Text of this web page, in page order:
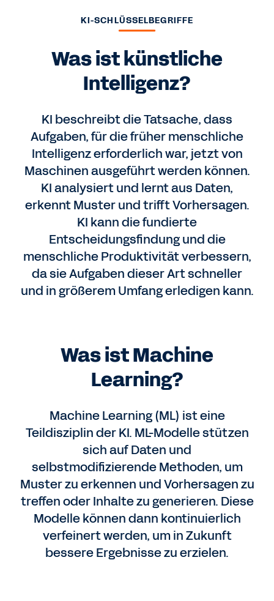
KI-SCHLÜSSELBEGRIFFE
Was ist künstliche
Intelligenz?
KI beschreibt die Tatsache, dass
Aufgaben, für die früher menschliche
Intelligenz erforderlich war, jetzt von
Maschinen ausgeführt werden können.
KI analysiert und lernt aus Daten,
erkennt Muster und trifft Vorhersagen.
KI kann die fundierte
Entscheidungsfindung und die
menschliche Produktivität verbessern,
da sie Aufgaben dieser Art schneller
und in größerem Umfang erledigen kann.
Was ist Machine
Learning?
Machine Learning (ML) ist eine
Teildisziplin der KI. ML-Modelle stützen
sich auf Daten und
selbstmodifizierende Methoden, um
Muster zu erkennen und Vorhersagen zu
treffen oder Inhalte zu generieren. Diese
Modelle können dann kontinuierlich
verfeinert werden, um in Zukunft
bessere Ergebnisse zu erzielen.